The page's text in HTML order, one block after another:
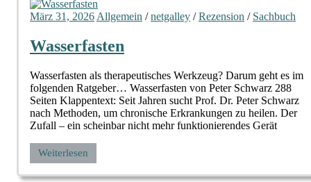
März 31, 2026 Allgemein /netgalley /Rezension / Sachbuch
Wasserfasten
Wasserfasten als therapeutisches Werkzeug? Darum geht es im
folgenden Ratgeber… Wasserfasten von Peter Schwarz 288
Seiten Klappentext: Seit Jahren sucht Prof. Dr. Peter Schwarz
nach Methoden, um chronische Erkrankungen zu heilen. Der
Zufall – ein scheinbar nicht mehr funktionierendes Gerät
Weiterlesen